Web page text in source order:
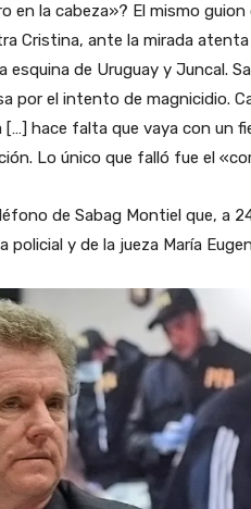
en la cabeza»? El mismo
Cristina, ante la mirada
esquina de Uruguay y Juncal.
por el intento de magnicidio.
[…] hace falta que vaya con un
Lo único que falló fue el
de Sabag Montiel que, a
policial y de la jueza María